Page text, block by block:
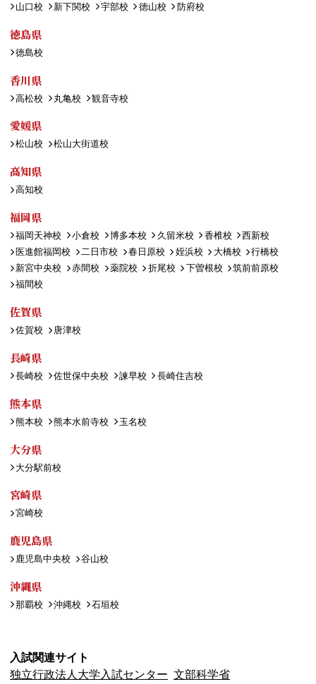
山口校 新下関校 宇部校 徳山校 防府校
徳島県
徳島校
香川県
高松校 丸亀校 観音寺校
愛媛県
松山校 松山大街道校
高知県
高知校
福岡県
福岡天神校 小倉校 博多本校 久留米校 香椎校
西新校
医進館福岡校
二日市校 春日原校 姪浜校 大橋校
行橋校
新宮中央校
赤間校 薬院校 折尾校 下曽根校
筑前前原校
福間校
佐賀県
佐賀校 唐津校
長崎県
長崎校 佐世保中央校 諫早校 長崎住吉校
熊本県
熊本校 熊本水前寺校 玉名校
大分県
大分駅前校
宮崎県
宮崎校
鹿児島県
鹿児島中央校 谷山校
沖縄県
那覇校 沖縄校 石垣校
入試関連サイト
独立行政法人大学入試センター 文部科学省